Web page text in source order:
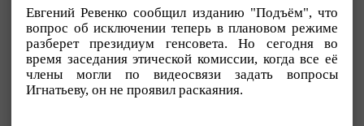
Евгений Ревенко сообщил изданию "Подъём", что
вопрос об исключении теперь в плановом режиме
разберет президиум генсовета. Но сегодня во
время заседания этической комиссии, когда все её
члены могли по видеосвязи задать вопросы
Игнатьеву, он не проявил раскаяния.